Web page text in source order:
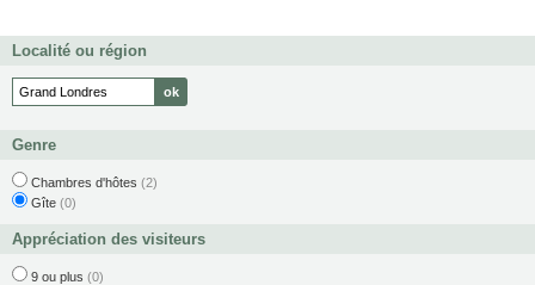
Localité ou région
Genre
Chambres d'hôtes (2)
Gîte (0)
Appréciation des visiteurs
9 ou plus (0)